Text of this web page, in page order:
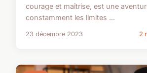
courage et maîtrise, est une
constamment les limites ...
23 décembre 2023 2